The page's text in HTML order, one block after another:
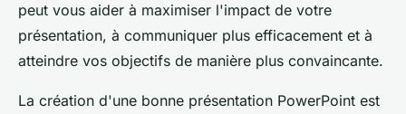
peut vous aider à maximiser l'impact de votre
présentation, à communiquer plus efficacement et à
atteindre vos objectifs de manière plus convaincante.
La création d'une bonne présentation PowerPoint est